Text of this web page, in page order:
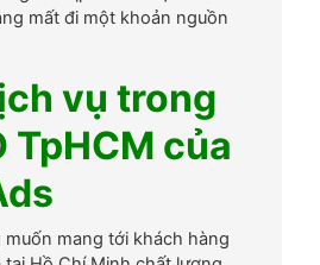
mất đi một khoản nguồn
vụ trong
TpHCM của
mang tới khách hàng